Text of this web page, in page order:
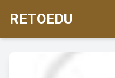
RETOEDU